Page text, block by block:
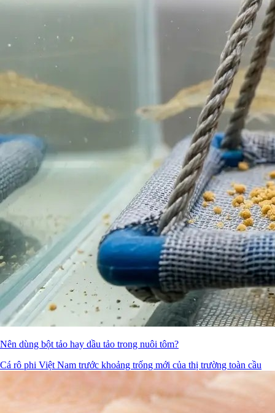
Nên dùng bột tảo hay dầu tảo trong nuôi tôm?
Cá rô phi Việt Nam trước khoảng trống mới của thị trường toàn cầu